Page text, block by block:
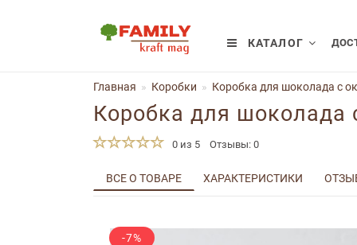
КАТАЛОГ
Главная Коробки Коробка для шоколада с
Коробка для шоколада
0 из 5 Отзывы: 0
ВСЕ О ТОВАРЕ ХАРАКТЕРИСТИКИ
-7%